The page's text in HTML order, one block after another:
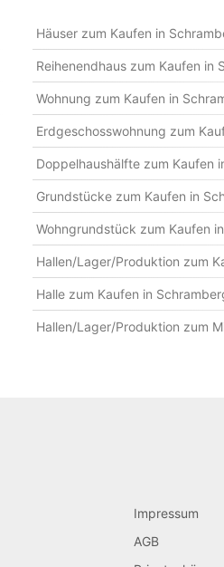
Häuser zum Kaufen in
Reihenendhaus zum Kaufen in
Wohnung zum Kaufen in
Erdgeschosswohnung zum
Doppelhaushälfte zum Kaufen
Grundstücke zum Kaufen in
Wohngrundstück zum Kaufen
Hallen/Lager/Produktion zum
Halle zum Kaufen in
Hallen/Lager/Produktion zum
Impressum
AGB